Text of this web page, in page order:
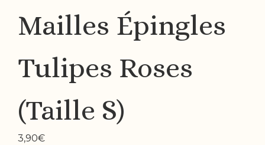
Mailles Épingles
Tulipes Roses
(taille S)
3,90€